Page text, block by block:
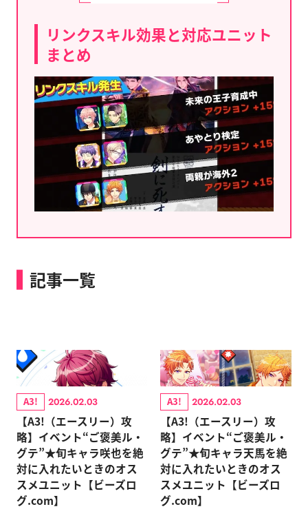
リンクスキル効果と対応ユニット
まとめ
記事一覧
A3! 2026.02.03
【A3!（エースリー）攻
略】イベント“ご褒美ル・
グテ”★旬キャラ咲也を絶
対に入れたいときのオス
スメユニット【ビーズロ
グ.com】
A3! 2026.02.03
【A3!（エースリー）攻
略】イベント“ご褒美ル・
グテ”★旬キャラ天馬を絶
対に入れたいときのオス
スメユニット【ビーズロ
グ.com】